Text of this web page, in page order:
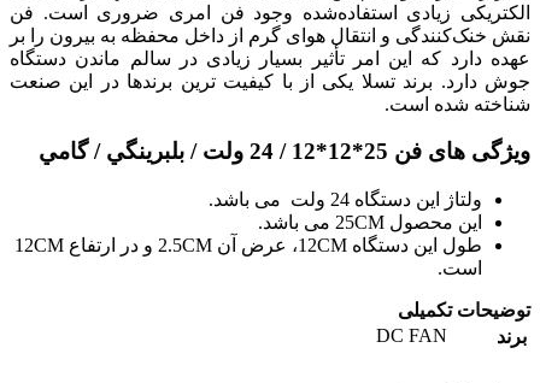
الکتریکی زیادی استفاده‌شده وجود فن امری ضروری است. فن
نقش خنک‌کنندگی و انتقال هوای گرم از داخل محفظه به بیرون را بر
عهده دارد که این امر
تأثیر بسیار زیادی در سالم ماندن دستگاه
جوش دارد. برند تسلا یکی از با کیفیت ترین برندها در این صنعت
شناخته شده است.
ویژگی های فن 25*12*12 / 24 ولت / بلبرينگي / گامي
ولتاژ این دستگاه 24 ولت می باشد.
این محصول 25CM می باشد.
طول این دستگاه 12CM، عرض آن 2.5CM و در ارتفاع 12CM
است.
توضیحات تکمیلی
برند
DC FAN